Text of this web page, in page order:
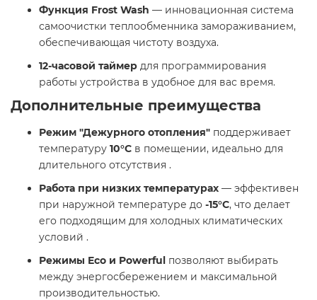
Функция Frost Wash — инновационная система
самоочистки теплообменника замораживанием,
обеспечивающая чистоту воздуха.​
12-часовой таймер для программирования
работы устройства в удобное для вас время.​
Дополнительные преимущества
Режим "Дежурного отопления" поддерживает
температуру 10°C в помещении, идеально для
длительного отсутствия .​
Работа при низких температурах — эффективен
при наружной температуре до -15°C, что делает
его подходящим для холодных климатических
условий .​
Режимы Eco и Powerful позволяют выбирать
между энергосбережением и максимальной
производительностью.​